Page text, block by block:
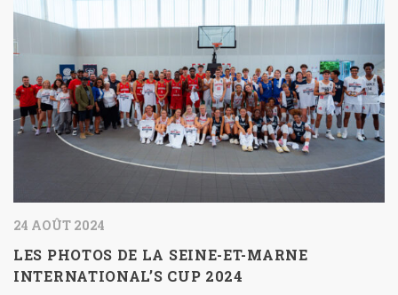
24 AOÛT 2024
LES PHOTOS DE LA SEINE-ET-MARNE
INTERNATIONAL’S CUP 2024